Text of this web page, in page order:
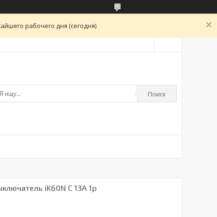
рабочего дня (сегодня)
Поиск
iK60N С 13A 1p